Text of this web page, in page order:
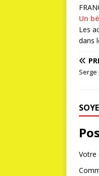
Un
Les
dans
Serge
Votre